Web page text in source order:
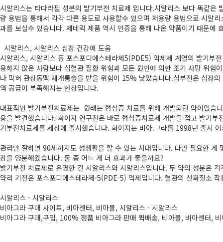
시알리스는 타다라필 성분의 발기부전 치료제 입니다.시알리스 보다 똑같
량 용법을 통해서 각각 다른 용도로 사용할수 있으며 저용량 용법으로 시알
과를 보실수 있습니다. 제네릭 제품 역시 인증을 통해 나온 약품이기 때문에
시알리스, 시알리스 심장 건강에 도움
시알리스, 시알리스 등 포스포디에스테라제5(PDE5) 억제제 계열의 발기부
용하지 않은 사람보다 심혈관 질환 위험과 모든 원인에 의한 조기 사망 위
나 막혀 관상동맥 재개통술을 받을 위험이 15% 낮았습니다.심부전은 심장
액 공급이 부족해지는 현상입니다.
대표적인 발기부전치료제는 원래는 협심증 치료를 위해 개발되던 약이었습
용을 발견했습니다. 화이자 연구진은 바로 협심증치료제 개발을 접고 발기
기부전치료제를 세상에 출시했습니다. 화이자는 비아.그라를 1998년 출시
관리만 잘하면 90세까지도 성생활을 할 수 있는 시대입니다. 다만 필요한
장을 양분해왔습니다. 둘 중 어느 게 더 효과가 좋을까요?
발기부전 치료제로 유명한 건 시알리스와 시알리스입니다. 두 약의 성분은
약리 기전은 포스포디에스테라제-5(PDE-5) 억제입니다. 혈관의 산화질소
시알리스 - 시알리스
비아그라 구매 사이트, 비아센터, 비아몰, 시알리스 - 시알리스
비아그라 구매,구입, 100% 정품 비아그라 판매 퀵배송, 비아몰, 비아센터,